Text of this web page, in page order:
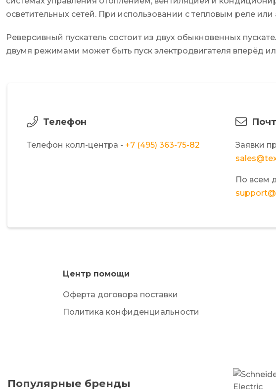
осветительных сетей. При использовании с тепловым реле
Реверсивный пускатель состоит из двух обыкновенных
двумя режимами может быть пуск электродвигателя
Телефон
Телефон колл-центра - +7 (495) 363-75-82
Заявки
По всем
Центр помощи
Оферта договора поставки
Политика конфиденциальности
Популярные бренды